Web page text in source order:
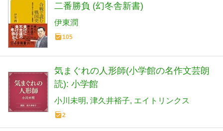
二番勝負 (幻冬舎新書)
伊東潤
105
気まぐれの人形師(小学館の名作文芸朗
読): 小学館
小川未明 津久井裕子 エイトリンクス
2